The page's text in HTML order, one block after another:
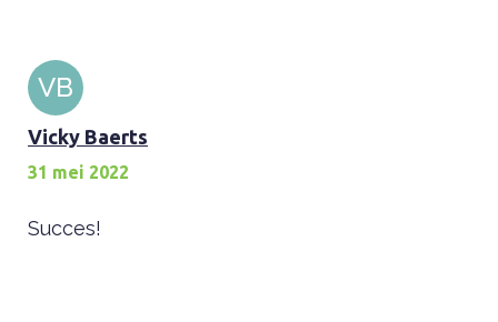
VB
Vicky Baerts
31 mei 2022
Succes!